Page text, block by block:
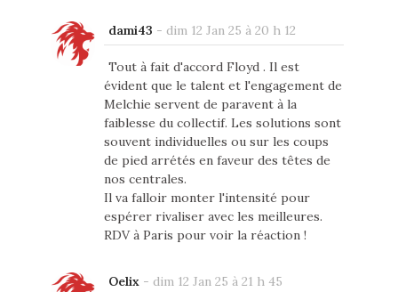
dami43 - dim 12 Jan 25 à 20 h 12
Tout à fait d'accord Floyd . Il est
évident que le talent et l'engagement de
Melchie servent de paravent à la
faiblesse du collectif. Les solutions sont
souvent individuelles ou sur les coups
de pied arrétés en faveur des têtes de
nos centrales.
Il va falloir monter l'intensité pour
espérer rivaliser avec les meilleures.
RDV à Paris pour voir la réaction !
Oelix- dim 12 Jan 25 à 21 h 45